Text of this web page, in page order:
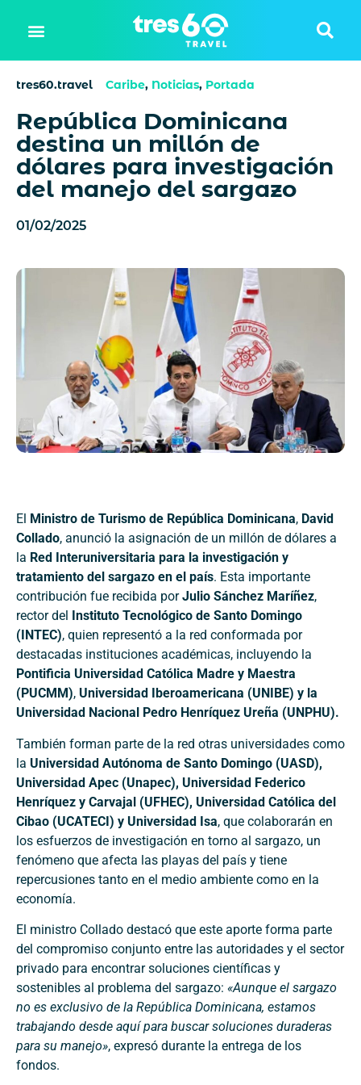
tres60.travel Caribe, Noticias, Portada
República Dominicana
destina un millón de
dólares para investigación
del manejo del sargazo
01/02/2025
El Ministro de Turismo de República Dominicana, David
Collado, anunció la asignación de un millón de dólares a
la Red Interuniversitaria para la investigación y
tratamiento del sargazo en el país. Esta importante
contribución fue recibida porJulio Sánchez Maríñez,
rector del
Instituto Tecnológico de Santo Domingo
(INTEC), quien representó a la red conformada por
destacadas instituciones académicas, incluyendo la
Pontificia Universidad Católica Madre y Maestra
(PUCMM), Universidad Iberoamericana (UNIBE) y la
Universidad Nacional Pedro Henríquez Ureña (UNPHU).
También forman parte de la red otras universidades como
la Universidad Autónoma de Santo Domingo (UASD),
Universidad Apec (Unapec), Universidad Federico
Henríquez y Carvajal (UFHEC), Universidad Católica del
Cibao (UCATECI) y Universidad Isa, que colaborarán en
los esfuerzos de investigación en torno al sargazo, un
fenómeno que afecta las playas del país y tiene
repercusiones tanto en el medio ambiente como en la
economía.
El ministro Collado destacó que este aporte forma parte
del compromiso conjunto entre las autoridades y el sector
privado para encontrar soluciones científicas y
sostenibles al problema del sargazo: «Aunque el sargazo
no es exclusivo de la República Dominicana, estamos
trabajando desde aquí para buscar soluciones duraderas
para su manejo», expresó durante la entrega de los
fondos.